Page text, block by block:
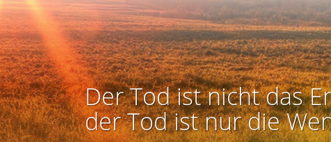
Der Tod ist nicht das
der Tod ist nur die